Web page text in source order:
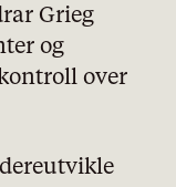
Grieg
og
over